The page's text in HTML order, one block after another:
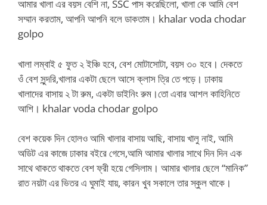
আমার খালা এর বয়স বেশি না, SSC পাস করেছিলো, খালা কে আমি বেশ
সম্মান করতাম, আপনি আপনি বলে ডাকতাম। khalar voda chodar
golpo
খালা লম্বাই ৫ ফুত ২ ইঞ্চি হবে, বেশ মোটাসোটা, বয়স ৩০ হবে। দেকতে
ওঁ বেশ সুন্দরি,খালার একটা ছেলে আসে ক্লাস ত্রি তে পড়ে। ঢাকায়
খালাদের বাসায় ২ টা রুম, একটা ডাইনিং রুম।তো এবার আশল কাহিনিতে
আশি। khalar voda chodar golpo
বেশ কয়েক দিন হোলও আমি খালার বাসায় আছি, বাসায় খালু নাই, আমি
অডিট এর কাজে ঢাকার বইরে গেসে,আমি আমার খালার সাথে দিন দিন এক
সাথে থাকতে থাকতে বেশ ফ্রী হয়ে গেসিলাম। আমার খালার ছেলে “মানিক”
রাত নয়টা এর ভিতর এ ঘুমাই যায়, কারন খুব সকালে তার স্কুল থাকে।